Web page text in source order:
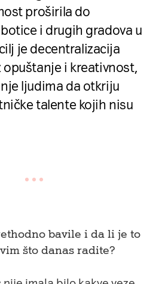
proširila do
i drugih gradova u
je decentralizacija
opuštanje i kreativnost,
ljudima da otkriju
talente kojih nisu
bavile i da li je to
što danas radite?